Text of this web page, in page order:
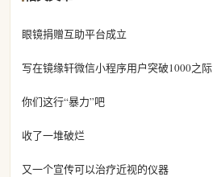
眼镜捐赠互助平台成立
写在镜缘轩微信小程序用户突破1000之际
你们这行“暴力”吧
收了一堆破烂
又一个宣传可以治疗近视的仪器